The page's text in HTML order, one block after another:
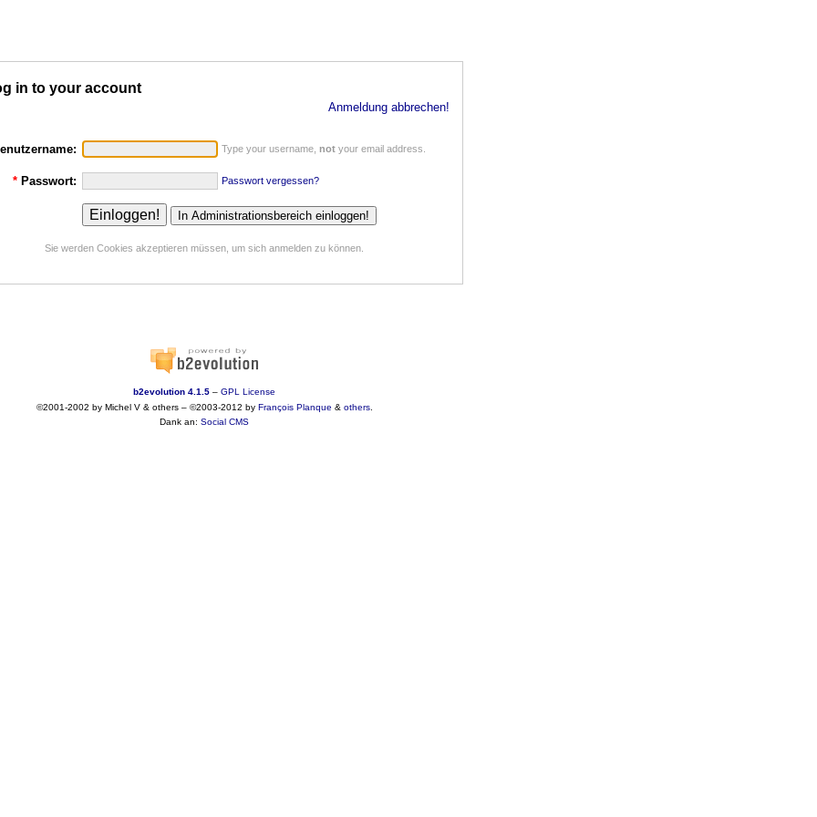
in to your account
Anmeldung abbrechen!
Type your username, notyour email address.
* Passwort: Passwort vergessen?
Sie werden Cookies akzeptieren müssen, um sich anmelden zu können.
b2evolution 4.1.5 – GPL License
©2001-2002 by Michel V & others– ©2003-2012 by François Planque & others.
Dank an: Social CMS